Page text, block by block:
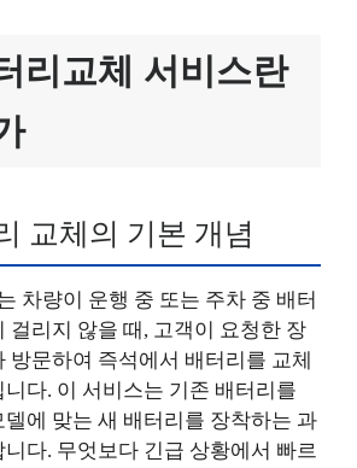
리교체 서비스란
교체의 기본 개념
차량이 운행 중 또는 주차 중 배터
걸리지 않을 때, 고객이 요청한 장
방문하여 즉석에서 배터리를 교체
다. 이 서비스는 기존 배터리를
에 맞는 새 배터리를 장착하는 과
다. 무엇보다 긴급 상황에서 빠르